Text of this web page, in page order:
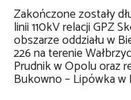
Zakończone zostały
linii 110kV relacji GPZ
obszarze oddziału w
226 na terenie
Prudnik w Opolu oraz
Bukowno – Lipówka w